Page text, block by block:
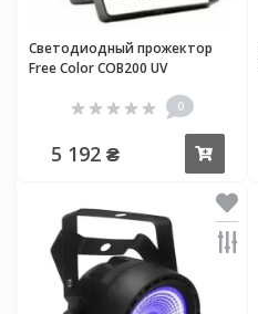
Светодиодный прожектор
Free Color COB200 UV
0
5 192 ₴